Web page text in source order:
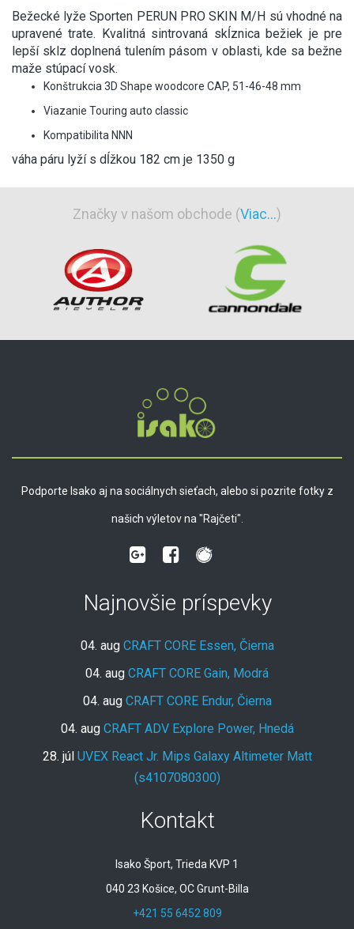
Bežecké lyže Sporten PERUN PRO SKIN M/H sú vhodné na
upravené trate. Kvalitná sintrovaná skĺznica bežiek je pre
lepší sklz doplnená tulením pásom v oblasti, kde sa bežne
maže stúpací vosk.
Konštrukcia 3D Shape woodcore CAP, 51-46-48 mm
Viazanie Touring auto classic
Kompatibilita NNN
váha páru lyží s dĺžkou 182 cm je 1350 g
Značky v našom obchode (Viac...)
Podporte Isako aj na sociálnych sieťach, alebo si pozrite fotky z
našich výletov na "Rajčeti".
Najnovšie príspevky
04. aug CRAFT CORE Essen, Čierna
04. aug CRAFT CORE Gain, Modrá
04. aug CRAFT CORE Endur, Čierna
04. aug CRAFT ADV Explore Power, Hnedá
28. júl UVEX React Jr. Mips Galaxy Altimeter Matt
(s4107080300)
Kontakt
Isako Šport, Trieda KVP 1
040 23 Košice, OC Grunt-Billa
+421 55 6452 809